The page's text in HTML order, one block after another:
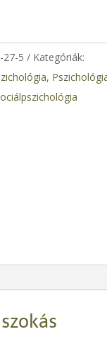
27-5
Kategóriák:
,